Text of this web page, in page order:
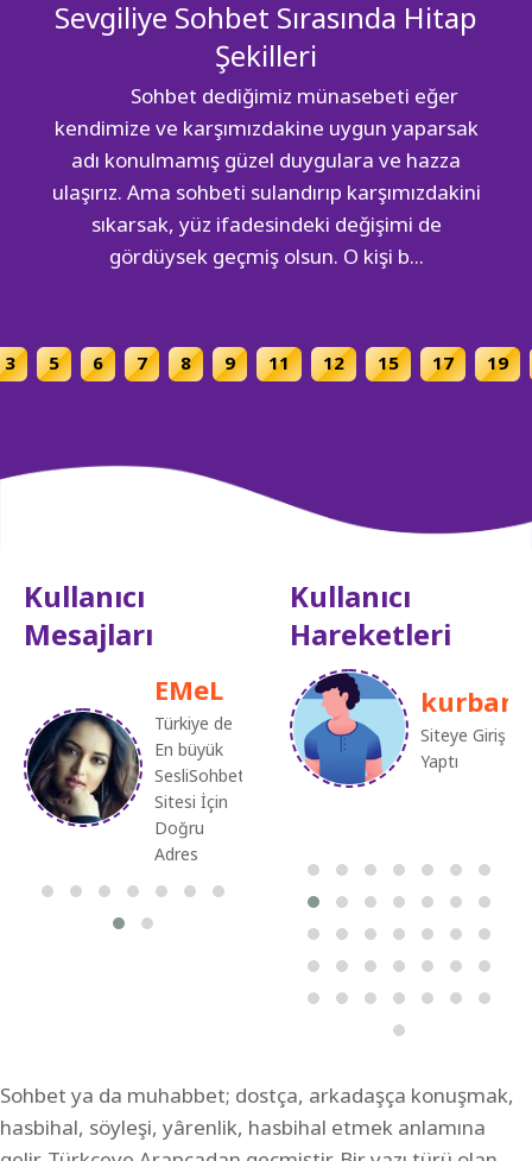
Sevgiliye Sohbet Sırasında Hitap
Şekilleri
Sohbet dediğimiz münasebeti eğer
kendimize ve karşımızdakine uygun yaparsak
adı konulmamış güzel duygulara ve hazza
ulaşırız. Ama sohbeti sulandırıp karşımızdakini
sıkarsak, yüz ifadesindeki değişimi de
gördüysek geçmiş olsun. O kişi b...
Sayfa gezinme
3 5 6 7 8 9 11 12 15 17 19
Kullanıcı
Mesajları
EMeL
Türkiye de
En büyük
SesliSohbet
Sitesi İçin
Doğru
Adres
ELiF
En güzel
SesliChat
Sohbet
Kullanıcı
Hareketleri
Yaptı
` .
AfRâz
. !
Siteye
Giriş Yaptı
Siteye Giriş
Yaptı
Sohbet ya da muhabbet; dostça, arkadaşça konuşmak,
hasbihal, söyleşi, yârenlik, hasbihal etmek anlamına